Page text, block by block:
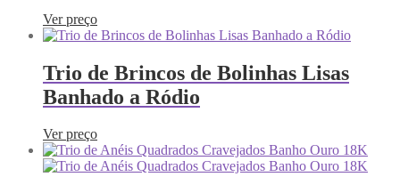
Ver preço
Trio de Brincos de Bolinhas Lisas
Banhado a Ródio
Ver preço